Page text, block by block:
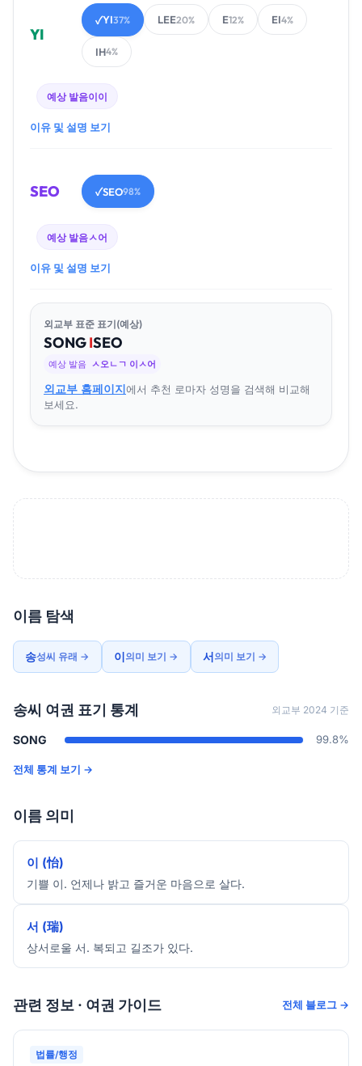
YI
✓YI37% LEE20% E12% EI4%
IH4%
예상 발음이이
이유 및 설명 보기
SEO ✓SEO98%
예상 발음ㅅ어
이유 및 설명 보기
외교부 표준 표기(예상)
SONGISEO
예상 발음 ㅅ오ㄴㄱ 이ㅅ어
외교부 홈페이지에서 추천 로마자 성명을 검색해 비교해
보세요.
이름 탐색
송성씨 유래 → 이의미 보기 → 서의미 보기 →
송씨 여권 표기 통계 외교부 2024 기준
SONG 99.8%
전체 통계 보기 →
이름 의미
이 (怡)
기쁠 이. 언제나 밝고 즐거운 마음으로 살다.
서 (瑞)
상서로울 서. 복되고 길조가 있다.
관련 정보 · 여권 가이드 전체 블로그 →
법률/행정